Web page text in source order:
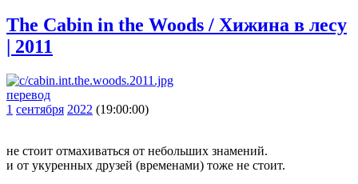
The Cabin in the Woods / Хижина в лесу
| 2011
перевод
1 сентября 2022 (19:00:00)
не стоит отмахиваться от небольших знамений.
и от укуренных друзей (временами) тоже не стоит.